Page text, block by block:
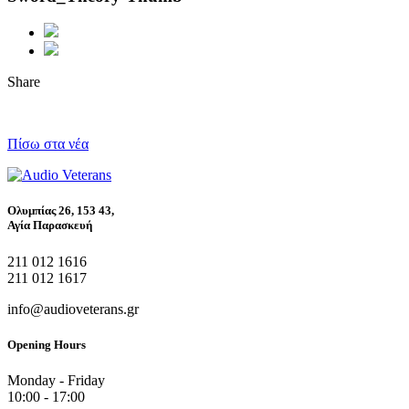
Share
Πίσω στα νέα
Ολυμπίας 26, 153 43,
Αγία Παρασκευή
211 012 1616
211 012 1617
info@audioveterans.gr
Opening Hours
Monday - Friday
10:00 - 17:00